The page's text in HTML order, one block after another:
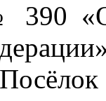
390